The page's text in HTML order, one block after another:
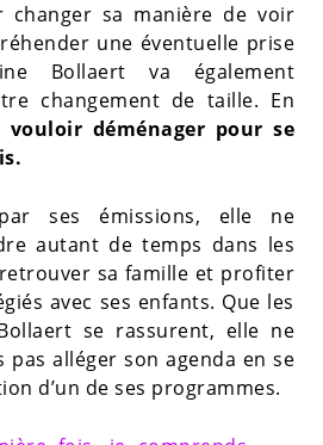
changer sa manière de voir
une éventuelle prise
Bollaert va également
changement de taille. En
vouloir déménager pour se
ses émissions, elle ne
autant de temps dans les
sa famille et profiter
avec ses enfants. Que les
se rassurent, elle ne
pas alléger son agenda en se
d’un de ses programmes.